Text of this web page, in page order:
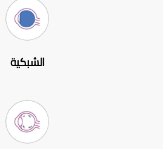
الشبكية